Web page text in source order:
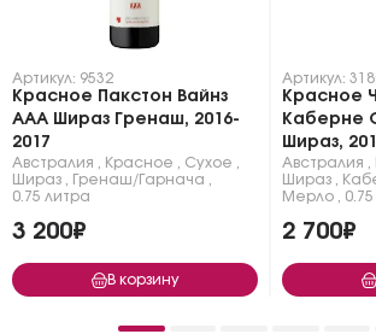
Артикул: 9532
Красное Пакстон Вайнз
ААА Шираз Гренаш, 2016-
2017
Австралия Красное Сухое
Шираз
Гренаш/Гарнача
0.75 литра
3 200₽
В корзину
Артикул:
Красное
Каберне
Шираз,
Австралия
Шираз
Мерло
2 700₽